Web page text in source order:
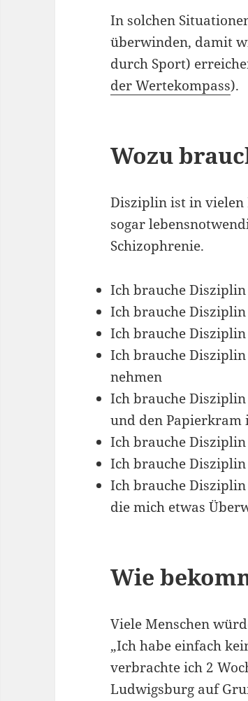
In solchen
überwinden, damit
durch Sport)
der Wertekompass).
Wozu
Disziplin ist in vielen
sogar
Schizophrenie.
Ich brauche
Ich brauche
Ich brauche
Ich brauche
nehmen
Ich brauche Disziplin
und den Papierkram
Ich brauche
Ich brauche
Ich brauche
die mich etwas
Wie
Viele Menschen
„Ich habe einfach
verbrachte ich 2
Ludwigsburg auf